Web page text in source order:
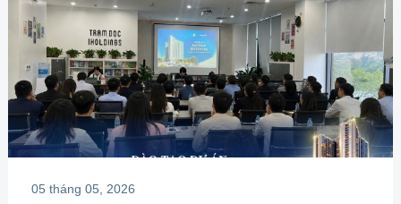
05 tháng 05, 2026
Xin chào, User!